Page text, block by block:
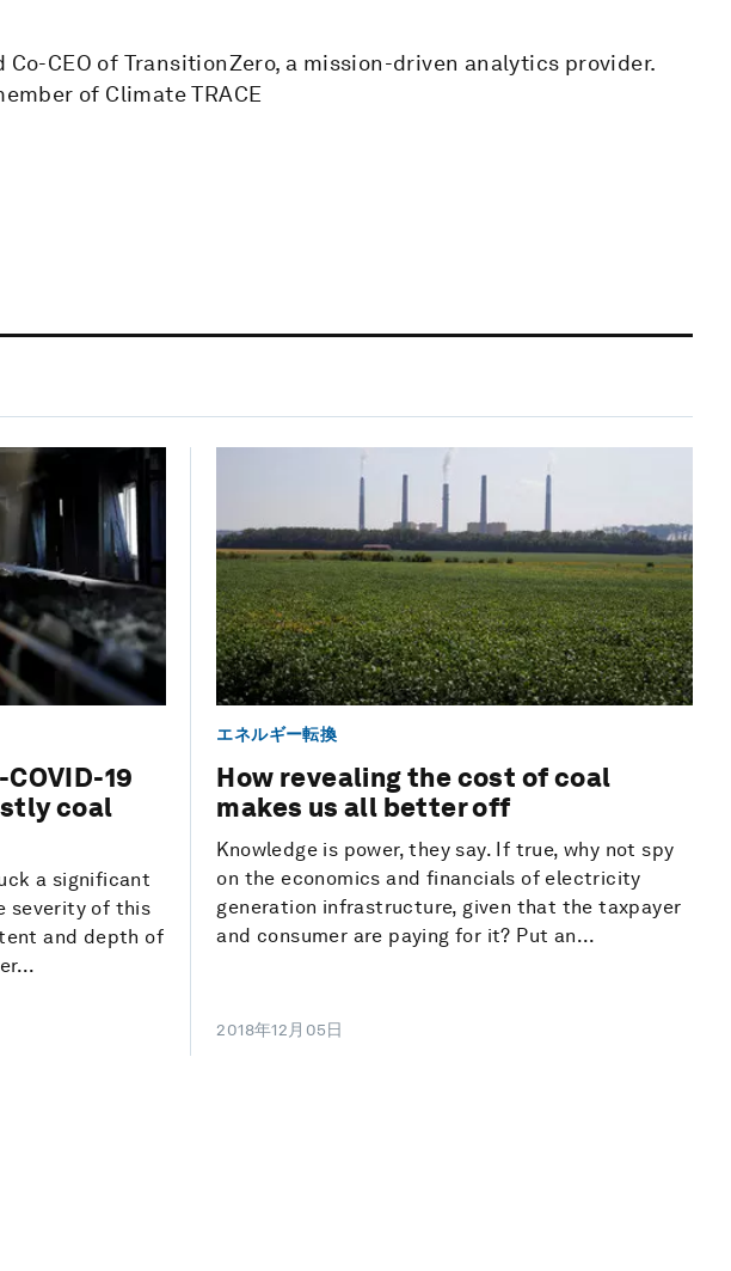
Co-CEO of TransitionZero, a mission-driven analytics provider.
of Climate TRACE
19
coal
a significant
severity of this
and depth of
エネルギー転換
How revealing the cost of coal
makes us all better off
Knowledge is power, they say. If true, why not spy
on the economics and financials of electricity
generation infrastructure, given that the taxpayer
and consumer are paying for it? Put an...
2018年12月05日